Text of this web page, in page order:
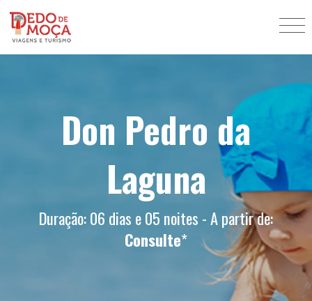
Don Pedro da
Laguna
Duração: 06 dias e 05 noites - A partir de:
Consulte*